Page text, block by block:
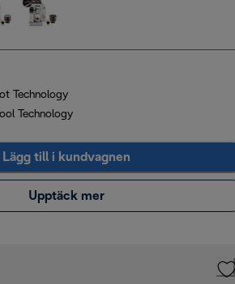
Technology
Technology
Lägg till i kundvagnen
Upptäck mer